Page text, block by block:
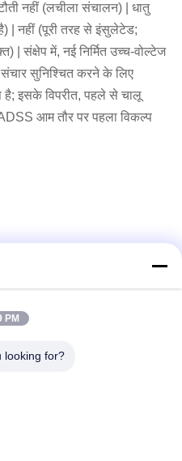
नहीं (लचीला संचालन) | धातु
| नहीं (पूरी तरह से इंसुलेटेड;
| संक्षेप में, नई निर्मित उच्च-वोल्टेज
सुनिश्चित करने के लिए
है; इसके विपरीत, पहले से चालू
आम तौर पर पहला विकल्प
PM
looking for?